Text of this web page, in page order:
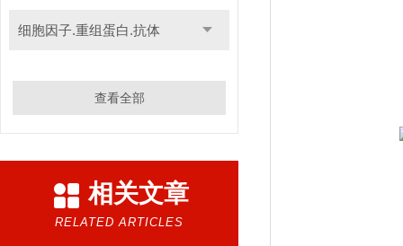
细胞因子.重组蛋白.抗体
查看全部
相关文章
RELATED ARTICLES